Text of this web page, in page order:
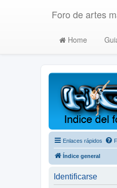
Foro de artes
Home
Enlaces rápidos
Índice general
Identificarse